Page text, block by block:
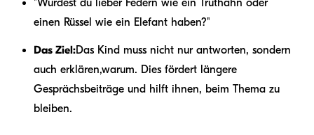
"Würdest du lieber Federn wie ein Truthahn oder
einen Rüssel wie ein Elefant haben?"
Das Ziel:Das Kind muss nicht nur antworten, sondern
auch erklären,warum. Dies fördert längere
Gesprächsbeiträge und hilft ihnen, beim Thema zu
bleiben.